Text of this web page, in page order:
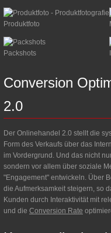
Produktfoto
Packshots
Conversion
2.0
Der Onlinehandel 2.0 stellt die
Form des Verkaufs über das
im Vordergrund. Und das nicht
sondern vor allem über soziale
"Engagement" entwickeln. Über
die Aufmerksamkeit steigern, so
Kunden durch Interaktivität mit
und die Conversion Rate